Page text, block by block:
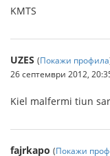
KMTS
UZES (Покажи профила
26 септември 2012,
Kiel malfermi tiun
fajrkapo (Покажи